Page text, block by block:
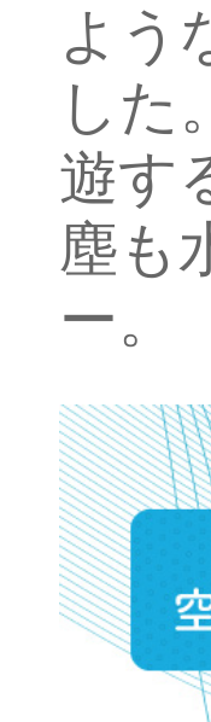
よう
した
遊す
塵も
ー。